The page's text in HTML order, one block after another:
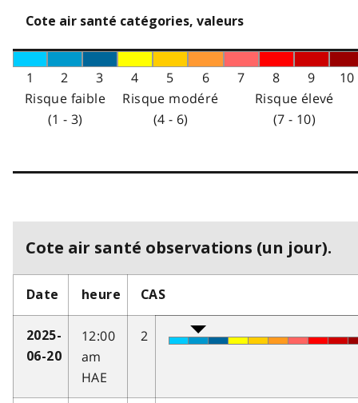
Cote air santé catégories, valeurs
1 2 3 4 5 6 7 8 9
10
Risque faible
(1 - 3)
Risque modéré
(4 - 6)
Risque élevé
(7 - 10)
Cote air santé observations (un jour).
Date heure CAS
2025-
06-20
12:00
am
HAE
2